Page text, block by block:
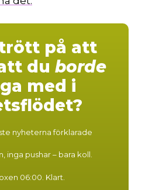
på att
du borde
med i
nyheterna förklarade
inga pushar – bara koll.
06:00. Klart.